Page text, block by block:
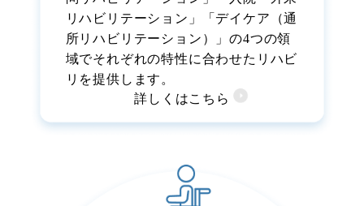
リハビリテーション」「デイケア（通
所リハビリテーション）」の4つの領
域でそれぞれの特性に合わせたリハビ
リを提供します。
詳しくはこちら